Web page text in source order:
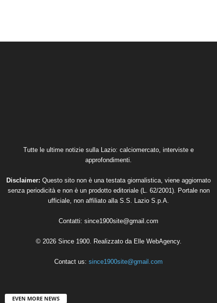
Tutte le ultime notizie sulla Lazio: calciomercato, interviste e
approfondimenti.
Disclaimer: Questo sito non è una testata giornalistica, viene aggiornato
senza periodicità e non è un prodotto editoriale (L. 62/2001). Portale non
ufficiale, non affiliato alla S.S. Lazio S.p.A.
Contatti: since1900site@gmail.com
© 2026 Since 1900. Realizzato da Elle WebAgency.
Contact us: since1900site@gmail.com
EVEN MORE NEWS